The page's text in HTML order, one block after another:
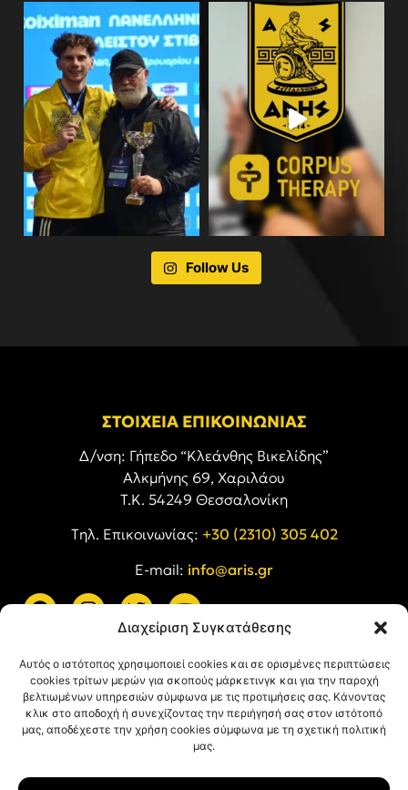
Διαχείριση Συγκατάθεσης
Αυτός ο ιστότοπος χρησιμοποιεί cookies και σε ορισμένες περιπτώσεις
cookies τρίτων μερών για σκοπούς μάρκετινγκ και για την παροχή
βελτιωμένων υπηρεσιών σύμφωνα με τις προτιμήσεις σας. Κάνοντας
κλικ στο αποδοχή ή συνεχίζοντας την περιήγησή σας στον ιστότοπό
μας, αποδέχεστε την χρήση cookies σύμφωνα με τη σχετική πολιτική
μας.
Follow Us
ΣΤΟΙΧΕΙΑ ΕΠΙΚΟΙΝΩΝΙΑΣ
Δ/νση: Γήπεδο “Κλεάνθης Βικελίδης”
Αλκμήνης 69, Χαριλάου
Τ.Κ. 54249 Θεσσαλονίκη
Tηλ. Επικοινωνίας: +30 (2310) 305 402
E-mail: info@aris.gr